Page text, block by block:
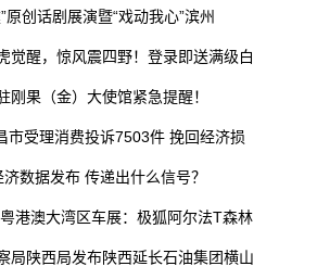
原创话剧展演暨“戏动我心”滨州
觉醒，惊风震四野！登录即送满级白
刚果（金）大使馆紧急提醒！
市受理消费投诉7503件 挽回经济损
数据发布 传递出什么信号？
港澳大湾区车展：极狐阿尔法T森林
局陕西局发布陕西延长石油集团横山